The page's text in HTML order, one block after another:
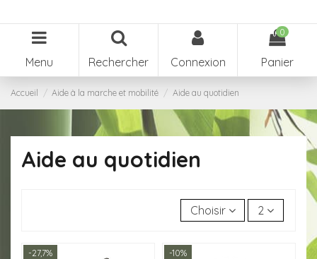
Menu Rechercher Connexion
0
Panier
Accueil Aide à la marche et mobilité Aide au quotidien
Aide au quotidien
Choisir 2
-27,7% -10%